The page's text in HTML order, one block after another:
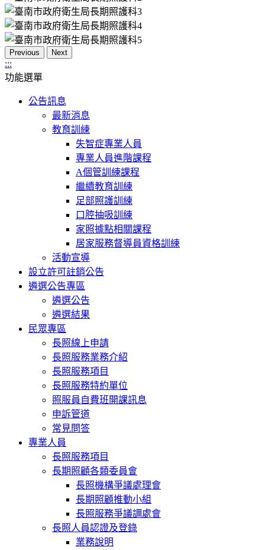
Previous Next
:::
功能選單
公告訊息
最新消息
教育訓練
失智症專業人員
專業人員進階課程
A個管訓練課程
繼續教育訓練
足部照護訓練
口腔抽吸訓練
家照據點相關課程
居家服務督導員資格訓練
活動宣導
設立許可註銷公告
遴選公告專區
遴選公告
遴選結果
民眾專區
長照線上申請
長照服務業務介紹
長照服務項目
長照服務特約單位
照服員自費班開課訊息
申訴管道
常見問答
專業人員
長照服務項目
長期照顧各類委員會
長照機構爭議處理會
長期照顧推動小組
長照服務爭議調處會
長照人員認證及登錄
業務說明